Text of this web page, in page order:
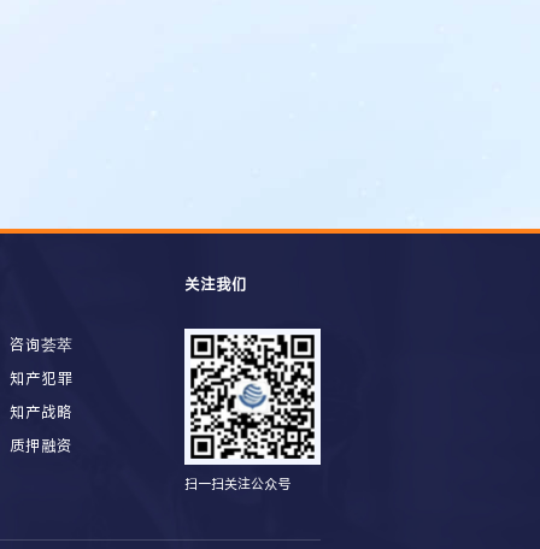
咨询荟萃
知产犯罪
知产战略
质押融资
关注我们
扫一扫关注公众号